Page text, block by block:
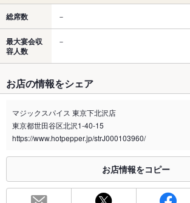
総席数 －
最大宴会収
容人数
－
お店の情報をシェア
マジックスパイス 東京下北沢店
東京都世田谷区北沢1-40-15
https://www.hotpepper.jp/strJ000103960/
お店情報をコピー